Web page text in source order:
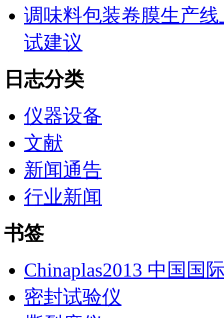
调味料包装卷膜生产
试建议
日志分类
仪器设备
文献
新闻通告
行业新闻
书签
Chinaplas2013 中国国
密封试验仪